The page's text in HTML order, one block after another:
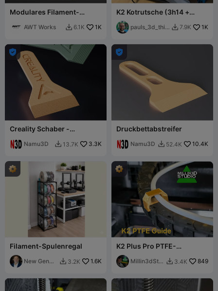
Modulares Filament-
& Verstärkt)
AWT Works  6.1K 1K
K2 Kotrutsche (3h14 +
3h53)
pauls_3d_thin
 7.9K 1K

Creality Schaber -
Namu3D  13.7K 3.3K

Druckbettabstreifer
Namu3D  52.4K 10.4K
Filament-Spulenregal
New Gen
 3.2K 1.6K
K2 Plus Pro PTFE-
Schlauchführung für die
Energieführungskette KEIN
VERKLEMMEN!!
Millin3dStu
 3.4K 849